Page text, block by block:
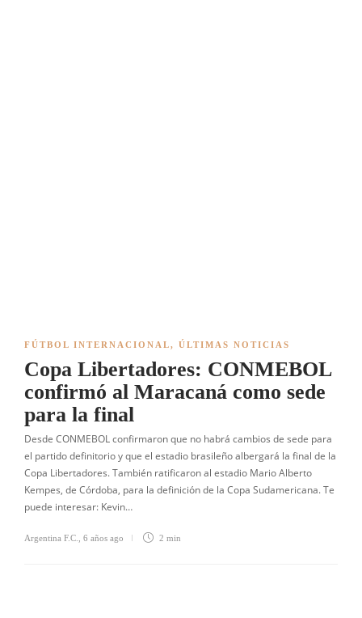
FÚTBOL INTERNACIONAL, ÚLTIMAS NOTICIAS
Copa Libertadores: CONMEBOL
confirmó al Maracaná como sede
para la final
Desde CONMEBOL confirmaron que no habrá cambios de sede para
el partido definitorio y que el estadio brasileño albergará la final de la
Copa Libertadores. También ratificaron al estadio Mario Alberto
Kempes, de Córdoba, para la definición de la Copa Sudamericana. Te
puede interesar: Kevin…
Argentina F.C. 6 años ago 2 min